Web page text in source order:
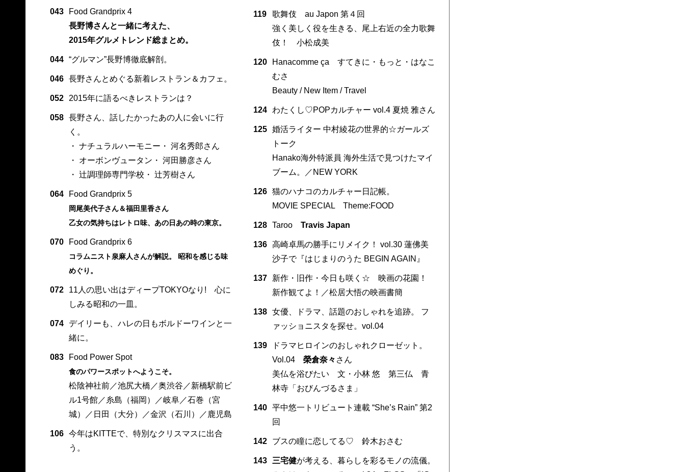
043
Food Grandprix 4
長野博さんと一緒に考えた、
2015年グルメトレンド総まとめ。
044 “グルマン”長野博徹底解剖。
046 長野さんとめぐる新着レストラン＆カフェ。
052 2015年に語るべきレストランは？
058
長野さん、話したかったあの人に会いに行
く。
・ ナチュラルハーモニー・ 河名秀郎さん
・ オーボンヴュータン・ 河田勝彦さん
・ 辻調理師専門学校・ 辻芳樹さん
064 Food Grandprix 5
岡尾美代子さん＆福田里香さん
乙女の気持ちはレトロ味、あの日あの時の東京。
070 Food Grandprix 6
コラムニスト泉麻人さんが解説。 昭和を感じる味
めぐり。
072
11人の思い出はディープTOKYOなり! 心に
しみる昭和の一皿。
074
デイリーも、ハレの日もボルドーワインと一
緒に。
083 Food Power Spot
食のパワースポットへようこそ。
松陰神社前／池尻大橋／奥渋谷／新橋駅前ビ
ル1号館／糸島（福岡）／岐阜／石巻（宮
城）／日田（大分）／金沢（石川）／鹿児島
106
今年はKITTEで、特別なクリスマスに出合
う。
119
歌舞伎 au Japon 第４回
強く美しく役を生きる、尾上右近の全力歌舞
伎！ 小松成美
120
Hanacomme ça すてきに・もっと・はなこ
むさ
Beauty / New Item / Travel
124 わたくし♡POPカルチャー vol.4 夏焼 雅さん
125 婚活ライター 中村綾花の世界的☆ガールズ
トーク
Hanako海外特派員 海外生活で見つけたマイ
ブーム。／NEW YORK
126 猫のハナコのカルチャー日記帳。
MOVIE SPECIAL Theme:FOOD
128 Taroo Travis Japan
136 高崎卓馬の勝手にリメイク！ vol.30 蓮佛美
沙子で『はじまりのうた BEGIN AGAIN』
137
新作・旧作・今日も咲く☆ 映画の花園！
新作観てよ！／松居大悟の映画書簡
138 女優、ドラマ、話題のおしゃれを追跡。 フ
ァッショニスタを探せ。vol.04
139
ドラマヒロインのおしゃれクローゼット。
Vol.04 榮倉奈々 さん
美仏を浴びたい 文・小林 悠 第三仏 青
林寺「おびんづるさま」
140 平中悠一トリビュート連載 “She’s Rain” 第2
回
142 ブスの瞳に恋してる♡ 鈴木おさむ
143 三宅健が考える、暮らしを彩るモノの流儀。